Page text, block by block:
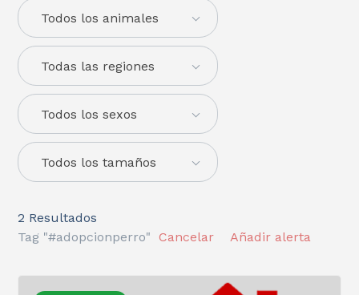
Todas las regiones
Todos los animales
Todos los sexos
Todos los tamaños
2 Resultados
Tag "#adopcionperro"
Cancelar Añadir alerta